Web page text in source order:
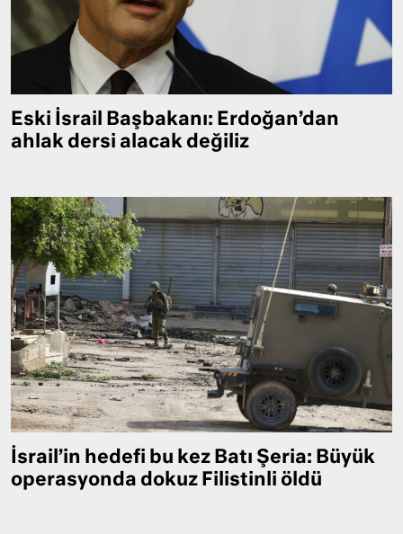
Eski İsrail Başbakanı: Erdoğan’dan
ahlak dersi alacak değiliz
İsrail’in hedefi bu kez Batı Şeria: Büyük
operasyonda dokuz Filistinli öldü